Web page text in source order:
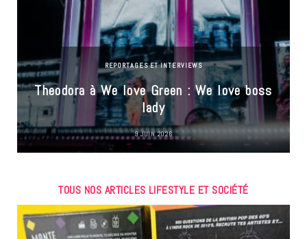
REPORTAGES ET INTERVIEWS
Theodora à We love Green : We love boss
lady
9 JUIN 2026
TOUS NOS ARTICLES LIFESTYLE ET SOCIÉTÉ